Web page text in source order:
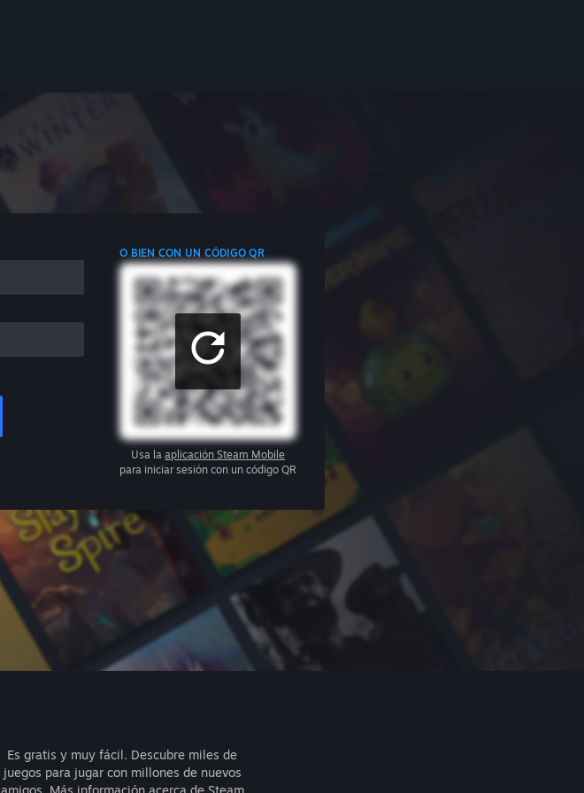
O BIEN CON UN CÓDIGO QR
Usa laaplicación Steam Mobile
para iniciar sesión con un código QR
Es gratis y muy fácil. Descubre miles de
juegos para jugar con millones de nuevos
amigos. Más información acerca de Steam